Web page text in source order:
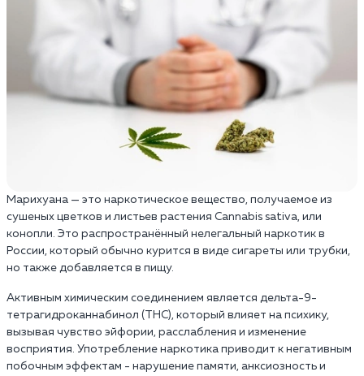
Марихуана — это наркотическое вещество, получаемое из
сушеных цветков и листьев растения Cannabis sativa, или
конопли. Это распространённый нелегальный наркотик в
России, который обычно курится в виде сигареты или трубки,
но также добавляется в пищу.
Активным химическим соединением является дельта-9-
тетрагидроканнабинол (THC), который влияет на психику,
вызывая чувство эйфории, расслабления и изменение
восприятия. Употребление наркотика приводит к негативным
побочным эффектам - нарушение памяти, анксиозность и